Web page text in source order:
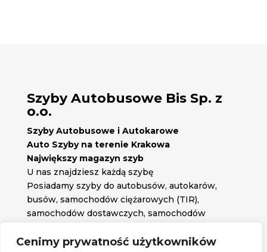
Cenimy prywatność użytkowników
Szyby Autobusowe Bis Sp. z
o.o.
Szyby Autobusowe i Autokarowe
Auto Szyby na terenie Krakowa
Największy magazyn szyb
U nas znajdziesz każdą szybę
Posiadamy szyby do autobusów, autokarów,
busów, samochodów ciężarowych (TIR),
samochodów dostawczych, samochodów
potrzebujesz.